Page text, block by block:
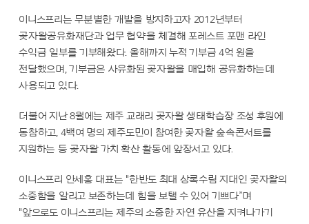
이니스프리는 무분별한 개발을 방지하고자 2012년부터
곶자왈공유화재단과 업무 협약을 체결해 포레스트 포맨 라인
수익금 일부를 기부해왔다. 올해까지 누적 기부금 4억 원을
전달했으며, 기부금은 사유화된 곶자왈을 매입해 공유화하는데
사용되고 있다.
더불어 지난 8월에는 제주 교래리 곶자왈 생태학습장 조성 후원에
동참하고, 4백여 명의 제주도민이 참여한 곶자왈 숲속콘서트를
지원하는 등 곶자왈 가치 확산 활동에 앞장서고 있다.
이니스프리 안세홍 대표는 "한반도 최대 상록수림 지대인 곶자왈의
소중함을 알리고 보존하는데 힘을 보탤 수 있어 기쁘다”며
"앞으로도 이니스프리는 제주의 소중한 자연 유산을 지켜나가기